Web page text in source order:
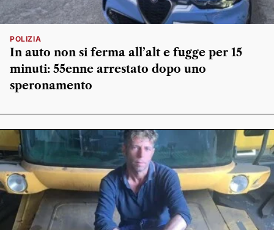
POLIZIA
In auto non si ferma all’alt e fugge per 15
minuti: 55enne arrestato dopo uno
speronamento